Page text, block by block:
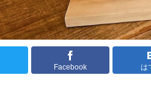
Facebook は